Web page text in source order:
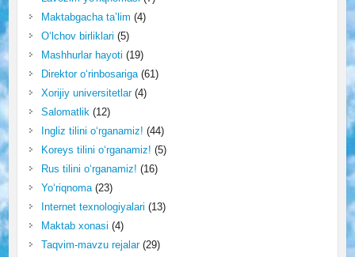
Maktabgacha ta’lim (4)
O‘lchov birliklari (5)
Mashhurlar hayoti (19)
Direktor o‘rinbosariga(61)
Xorijiy universitetlar(4)
Salomatlik(12)
Ingliz tilini o‘rganamiz! (44)
Koreys tilini o‘rganamiz! (5)
Rus tilini o‘rganamiz! (16)
Yo‘riqnoma(23)
Internet texnologiyalari (13)
Maktab xonasi (4)
Taqvim-mavzu rejalar(29)